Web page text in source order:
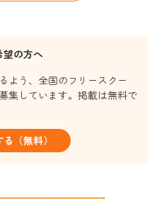
望の方へ
よう、全国のフリースクー
集しています。掲載は無料で
（無料）